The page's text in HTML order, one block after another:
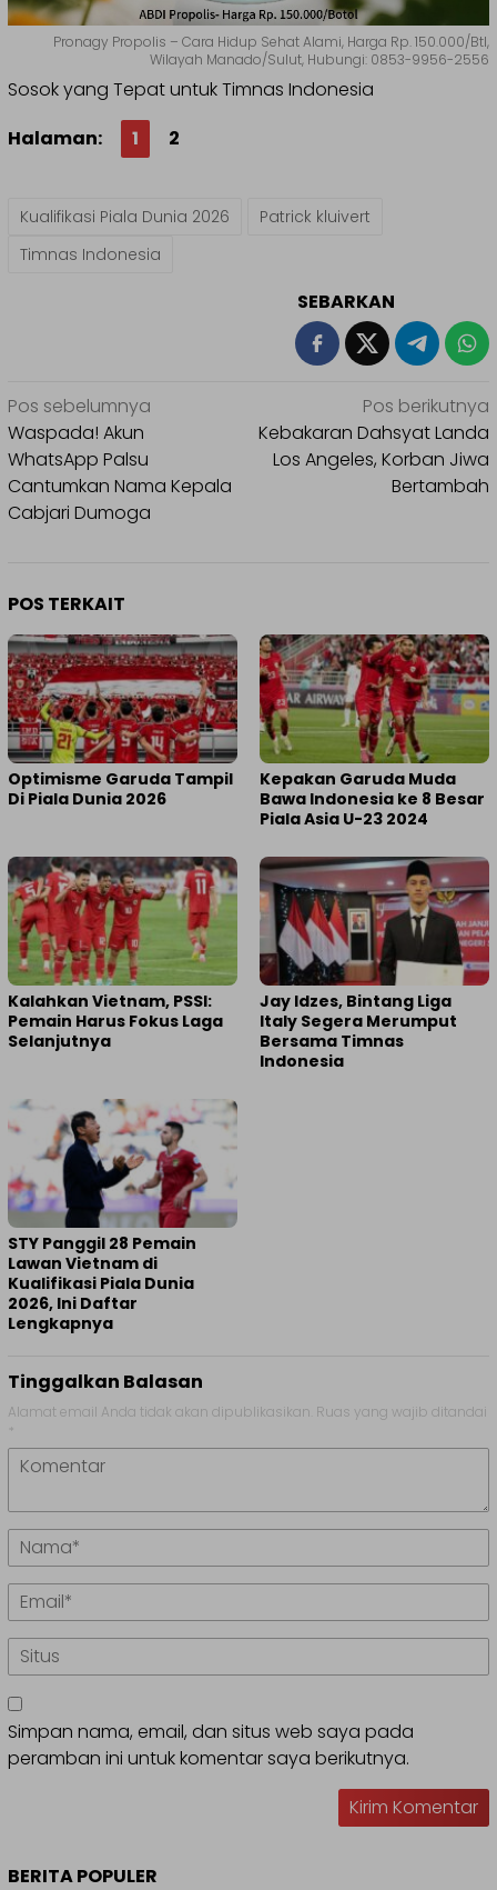
Pronagy Propolis – Cara Hidup Sehat Alami, Harga Rp. 150.000/Btl,
Wilayah Manado/Sulut, Hubungi: 0853-9956-2556
Sosok yang Tepat untuk Timnas Indonesia
Halaman:
1 2
Kualifikasi Piala Dunia 2026
Patrick kluivert
Timnas Indonesia
SEBARKAN
Navigasi
pos
Pos sebelumnya
Waspada! Akun
WhatsApp Palsu
Cantumkan Nama Kepala
Cabjari Dumoga
Pos berikutnya
Kebakaran Dahsyat Landa
Los Angeles, Korban Jiwa
Bertambah
POS TERKAIT
Optimisme Garuda Tampil
Di Piala Dunia 2026
Kepakan Garuda Muda
Bawa Indonesia ke 8 Besar
Piala Asia U-23 2024
Kalahkan Vietnam, PSSI:
Pemain Harus Fokus Laga
Selanjutnya
Jay Idzes, Bintang Liga
Italy Segera Merumput
Bersama Timnas
Indonesia
STY Panggil 28 Pemain
Lawan Vietnam di
Kualifikasi Piala Dunia
2026, Ini Daftar
Lengkapnya
Tinggalkan Balasan
Alamat email Anda tidak akan dipublikasikan. Ruas yang wajib ditandai
*
Simpan nama, email, dan situs web saya pada
peramban ini untuk komentar saya berikutnya.
BERITA POPULER